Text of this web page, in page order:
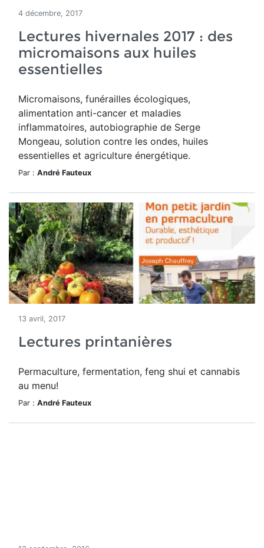
4 décembre, 2017
Lectures hivernales 2017 : des
micromaisons aux huiles
essentielles
Micromaisons, funérailles écologiques,
alimentation anti-cancer et maladies
inflammatoires, autobiographie de Serge
Mongeau, solution contre les ondes, huiles
essentielles et agriculture énergétique.
Par : André Fauteux
13 avril, 2017
Lectures printanières
Permaculture, fermentation, feng shui et cannabis
au menu!
Par : André Fauteux